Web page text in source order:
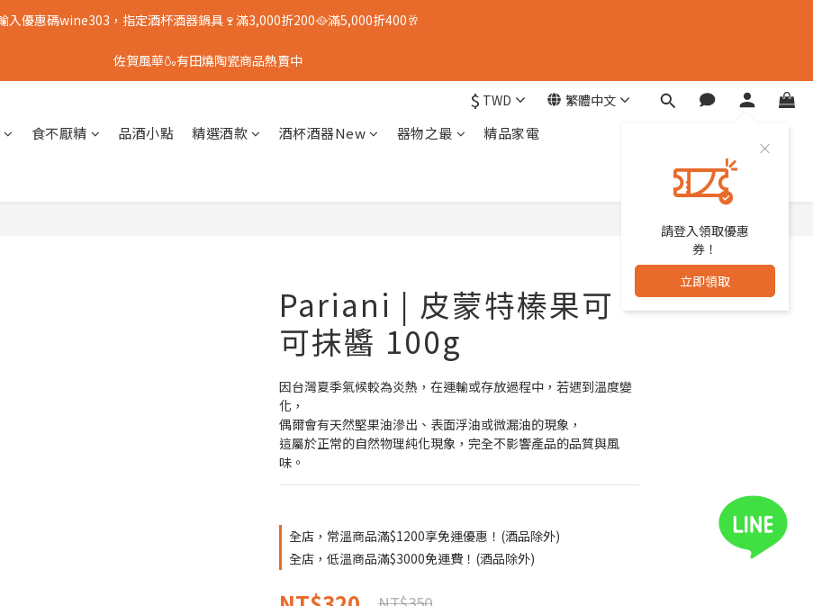
入優惠碼wine303，指定酒杯酒器鍋具🍷滿3,000折200🥘滿5,000折400🥂
佐賀風華🍶有田燒陶瓷商品熱賣中
$ TWD 繁體中文
請登入領取優惠
券！
立即領取
食不厭精 品酒小點 精選酒款 酒杯酒器New 器物之最
精品家電
Pariani | 皮蒙特榛果可
可抹醬 100g
因台灣夏季氣候較為炎熱，在運輸或存放過程中，若遇到溫度變
化，
偶爾會有天然堅果油滲出、表面浮油或微漏油的現象，
這屬於正常的自然物理純化現象，完全不影響產品的品質與風
味。
全店，常溫商品滿$1200享免運優惠！(酒品除外)
全店，低溫商品滿$3000免運費！(酒品除外)
立即購買